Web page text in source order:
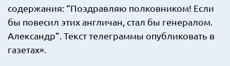
содержания: “Поздравляю полковником! Если
бы повесил этих англичан, стал бы генералом.
Александр”. Текст телеграммы опубликовать в
газетах».